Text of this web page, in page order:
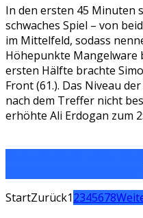
In den ersten 45 Minuten
schwaches Spiel – von
im Mittelfeld, sodass
Höhepunkte Mangelware
ersten Hälfte brachte
Front (61.). Das Niveau
nach dem Treffer nicht
erhöhte Ali Erdogan zum
StartZurück12345678